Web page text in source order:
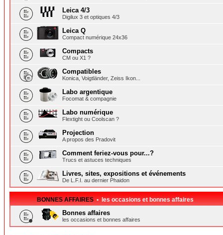
Leica 4/3
Digilux 3 et optiques 4/3
Leica Q
Compact numérique 24x36
Compacts
CM ou X1 ?
Compatibles
Konica, Voigtländer, Zeiss Ikon...
Labo argentique
Focomat & compagnie
Labo numérique
Flextight ou Coolscan ?
Projection
A propos des Pradovit
Comment feriez-vous pour...?
Trucs et astuces techniques
Livres, sites, expositions et événements
De L.F.I. au dernier Phaidon
BONNES AFFAIRES • les occasions et bonnes affaires
Bonnes affaires
les occasions et bonnes affaires